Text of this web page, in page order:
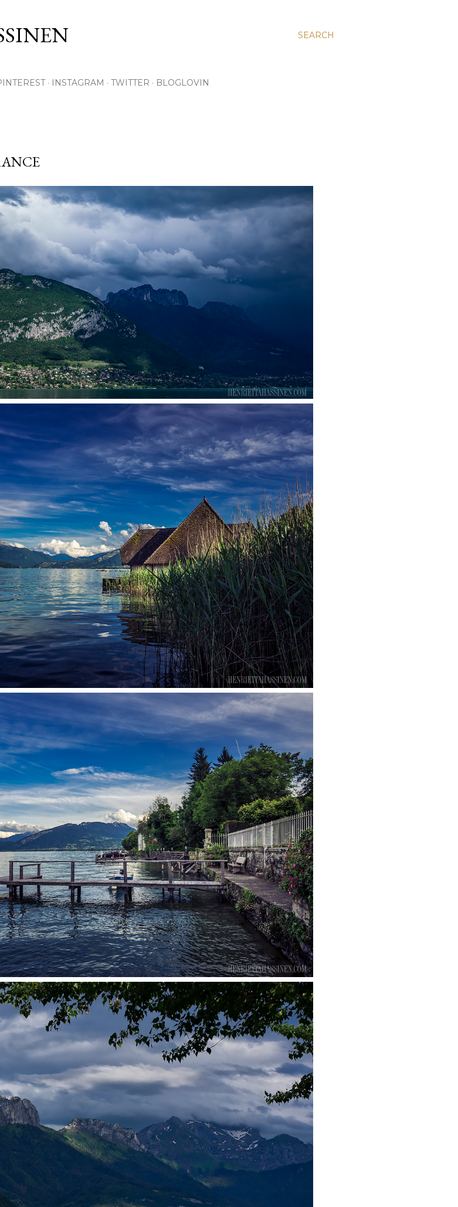
SEARCH
INSTAGRAM TWITTER BLOGLOVIN